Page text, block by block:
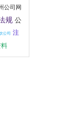
公司网
规 公
公司
注